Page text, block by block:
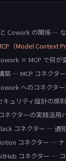
Cowork の関係 —
（Model Context
× MCP で何が
築 — MCP コネクタ
へのコネクタ
キュリティ設計の原則
ネクターの実践活用
コネクター — 通
コネクター —
コネクター —